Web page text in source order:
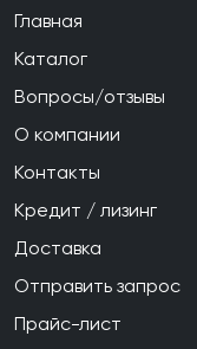
Главная
Каталог
Вопросы/отзывы
О компании
Контакты
Кредит / лизинг
Доставка
Отправить запрос
Прайс-лист